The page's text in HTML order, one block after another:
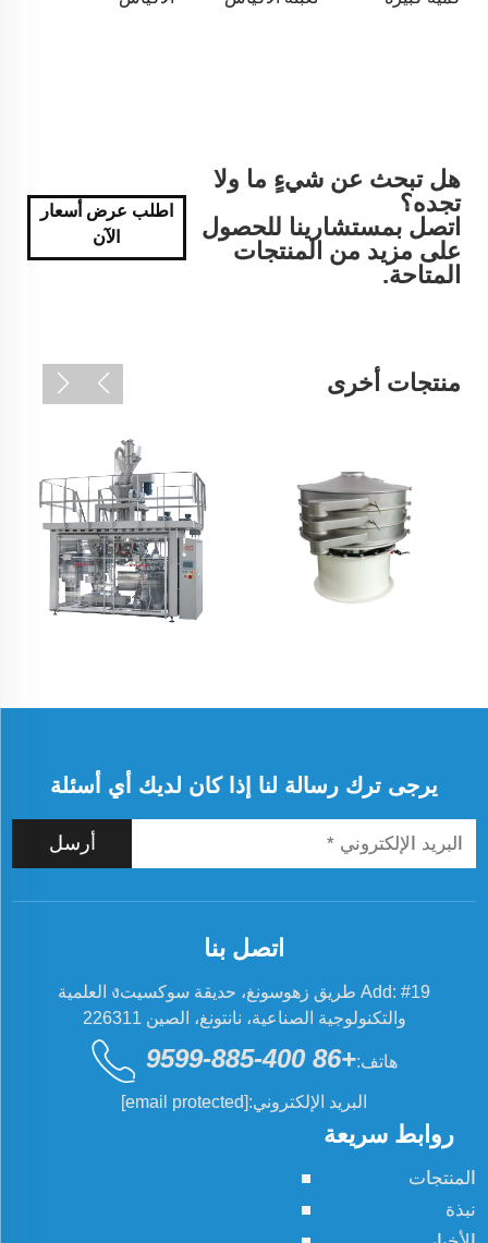
هل تبحث عن شيءٍ ما ولا
تجده؟
اتصل بمستشارينا للحصول
على مزيد من المنتجات
المتاحة.
اطلب عرض أسعار
الآن
منتجات أخرى
يرجى ترك رسالة لنا إذا كان لديك أي أسئلة
أرسل
روابط سريعة
المنتجات
نبذة
اتصل بنا
Add: #19 طريق زهوسونغ، حديقة سوكسيتง العلمية
والتكنولوجية الصناعية، نانتونغ، الصين 226311
هاتف:+86 400-885-9599
البريد الإلكتروني:[email protected]